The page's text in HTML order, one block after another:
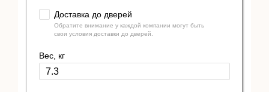
Доставка до дверей
Обратите внимание у каждой компании могут быть
свои условия доставки до дверей.
Вес, кг